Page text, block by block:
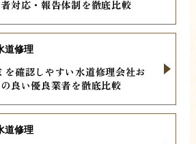
対応・報告体制を徹底比較
を確認しやすい水道修理会社お
良い優良業者を徹底比較
道修理
道修理